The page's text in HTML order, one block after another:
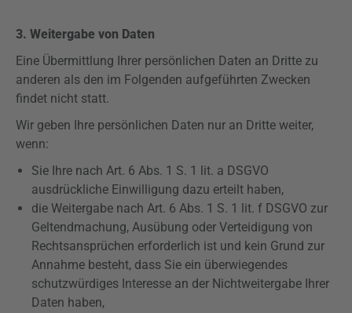
3. Weitergabe von Daten
Eine Übermittlung Ihrer persönlichen Daten an Dritte zu
anderen als den im Folgenden aufgeführten Zwecken
findet nicht statt.
Wir geben Ihre persönlichen Daten nur an Dritte weiter,
wenn:
Sie Ihre nach Art. 6 Abs. 1 S. 1 lit. a DSGVO
ausdrückliche Einwilligung dazu erteilt haben,
die Weitergabe nach Art. 6 Abs. 1 S. 1 lit. f DSGVO zur
Geltendmachung, Ausübung oder Verteidigung von
Rechtsansprüchen erforderlich ist und kein Grund zur
Annahme besteht, dass Sie ein überwiegendes
schutzwürdiges Interesse an der Nichtweitergabe Ihrer
Daten haben,